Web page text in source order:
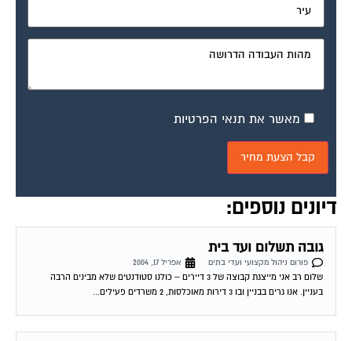
מאשר את תנאי הפרטיות
דיונים נוספים:
גובה תשלום ועד בית
פורום ניהול מקצועי ועדי בתים
אפריל 17, 2004
שלום רב אני מייצגת קבוצה של 3 דיירים – כולנו סטודנטים שלא מבינים הרבה
בעניין. אנו גרים בבניין ובו 3 דירות מאוכלסות, 2 משרדים פעילים...